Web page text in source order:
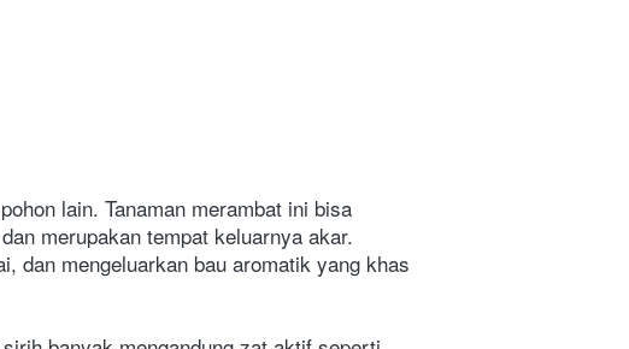
lain. Tanaman merambat ini bisa
merupakan tempat keluarnya akar.
dan mengeluarkan bau aromatik yang khas